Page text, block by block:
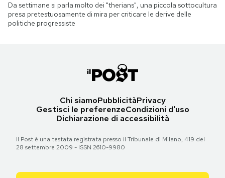
Da settimane si parla molto dei "therians", una piccola sottocultura
presa pretestuosamente di mira per criticare le derive delle
politiche progressiste
Chi siamoPubblicitàPrivacy
Gestisci le preferenzeCondizioni d'uso
Dichiarazione di accessibilità
Il Post è una testata registrata presso il Tribunale di Milano, 419 del
28 settembre 2009 - ISSN 2610-9980